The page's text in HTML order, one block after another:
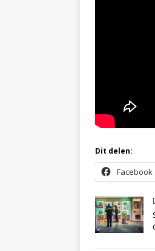
Dit delen:
Facebook